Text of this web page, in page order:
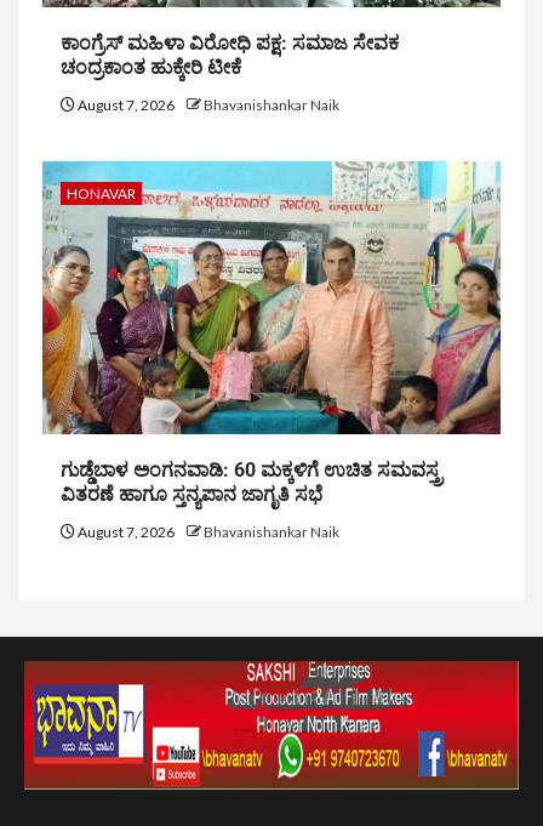
ಕಾಂಗ್ರೆಸ್ ಮಹಿಳಾ ವಿರೋಧಿ ಪಕ್ಷ: ಸಮಾಜ ಸೇವಕ
ಚಂದ್ರಕಾಂತ ಹುಕ್ಕೇರಿ ಟೀಕೆ
August 7, 2026 Bhavanishankar Naik
HONAVAR
ಗುಡ್ಡೆಬಾಳ ಅಂಗನವಾಡಿ: 60 ಮಕ್ಕಳಿಗೆ ಉಚಿತ ಸಮವಸ್ತ್ರ
ವಿತರಣೆ ಹಾಗೂ ಸ್ತನ್ಯಪಾನ ಜಾಗೃತಿ ಸಭೆ
August 7, 2026 Bhavanishankar Naik